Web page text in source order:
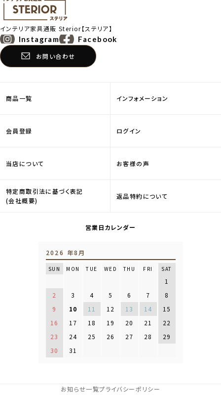
インテリア家具通販Sterior【ステリア】
Instagram Facebook
お問い合わせ
商品一覧 インフォメーション
会員登録 ログイン
当店について お客様の声
特定商取引法に基づく表記
(会社概要)
返品特約について
営業日カレンダー
2026 年8月
SUN MON TUE WED THU FRI SAT
1
2
3 4 5 6 7
8
9
10 11 12 13 14
15
16
17 18 19 20 21
22
23
24 25 26 27 28
29
30
31
お知らせ一覧プライバシーポリシー